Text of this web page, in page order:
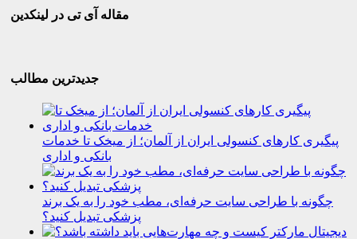
مقاله آی تی در لینکدین
جدیدترین مطالب
پیگیری کارهای کنسولی ایران از آلمان؛ از میخک تا خدمات
بانکی و اداری
چگونه با طراحی سایت حرفه‌ای، مطب خود را به یک برند
پزشکی تبدیل کنید؟